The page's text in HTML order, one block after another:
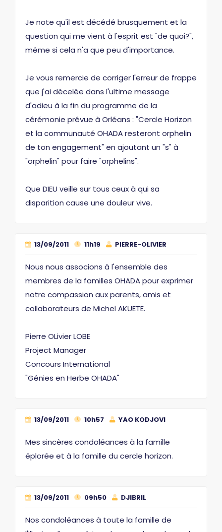
Je note qu'il est décédé brusquement et la
question qui me vient à l'esprit est "de quoi?",
même si cela n'a que peu d'importance.
Je vous remercie de corriger l'erreur de frappe
que j'ai décelée dans l'ultime message
d'adieu à la fin du programme de la
cérémonie prévue à Orléans : "Cercle Horizon
et la communauté OHADA resteront orphelin
de ton engagement" en ajoutant un "s" à
"orphelin" pour faire "orphelins".
Que DIEU veille sur tous ceux à qui sa
disparition cause une douleur vive.
13/09/2011 11h19 PIERRE-OLIVIER
Nous nous associons à l'ensemble des
membres de la familles OHADA pour exprimer
notre compassion aux parents, amis et
collaborateurs de Michel AKUETE.
Pierre OLivier LOBE
Project Manager
Concours International
"Génies en Herbe OHADA"
13/09/2011 10h57 YAO KODJOVI
Mes sincères condoléances à la famille
éplorée et à la famille du cercle horizon.
13/09/2011 09h50 DJIBRIL
Nos condoléances à toute la famille de